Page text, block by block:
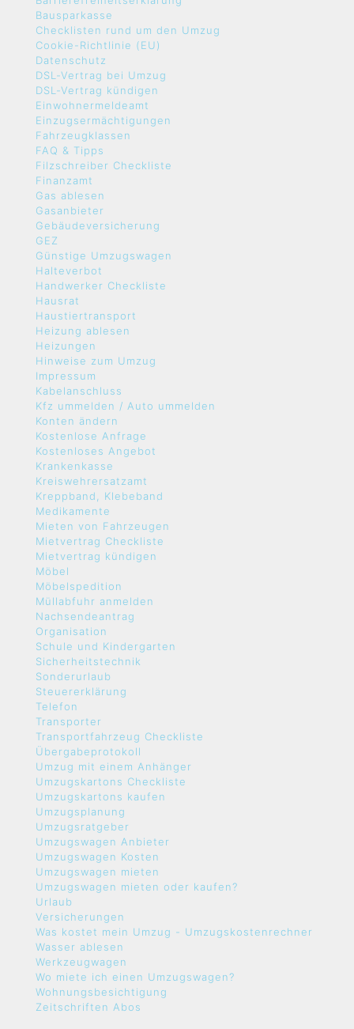
Bausparkasse
Checklisten rund um den Umzug
Cookie-Richtlinie (EU)
Datenschutz
DSL-Vertrag bei Umzug
DSL-Vertrag kündigen
Einwohnermeldeamt
Einzugsermächtigungen
Fahrzeugklassen
FAQ & Tipps
Filzschreiber Checkliste
Finanzamt
Gas ablesen
Gasanbieter
Gebäudeversicherung
GEZ
Günstige Umzugswagen
Halteverbot
Handwerker Checkliste
Hausrat
Haustiertransport
Heizung ablesen
Heizungen
Hinweise zum Umzug
Impressum
Kabelanschluss
Kfz ummelden / Auto ummelden
Konten ändern
Kostenlose Anfrage
Kostenloses Angebot
Krankenkasse
Kreiswehrersatzamt
Kreppband, Klebeband
Medikamente
Mieten von Fahrzeugen
Mietvertrag Checkliste
Mietvertrag kündigen
Möbel
Möbelspedition
Müllabfuhr anmelden
Nachsendeantrag
Organisation
Schule und Kindergarten
Sicherheitstechnik
Sonderurlaub
Steuererklärung
Telefon
Transporter
Transportfahrzeug Checkliste
Übergabeprotokoll
Umzug mit einem Anhänger
Umzugskartons Checkliste
Umzugskartons kaufen
Umzugsplanung
Umzugsratgeber
Umzugswagen Anbieter
Umzugswagen Kosten
Umzugswagen mieten
Umzugswagen mieten oder kaufen?
Urlaub
Versicherungen
Was kostet mein Umzug - Umzugskostenrechner
Wasser ablesen
Werkzeugwagen
Wo miete ich einen Umzugswagen?
Wohnungsbesichtigung
Zeitschriften Abos